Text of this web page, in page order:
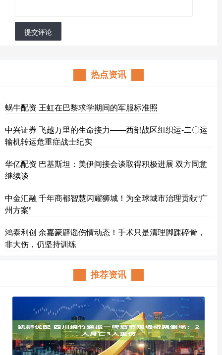
提交评论
热点资讯
蜗牛配资 王虹在巴黎求学期间的军服标准照
中兴证券 飞越万里的生命接力——西部战区组织运-二〇运
输机转运危重症战士纪实
华亿配资 巴基斯坦：美伊间接会谈取得积极进展 双方同意
继续谈
中金汇融 千年商都智慧闪耀狮城！为全球城市治理贡献“广
州方案”
鸿泰利创 余嘉豪辟谣伤情动态！手术只是清理脚踝碎骨，
非大伤，仍坚持训练
推荐资讯